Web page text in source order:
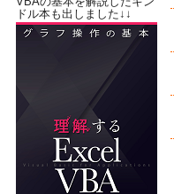
ドル本も出しました↓↓